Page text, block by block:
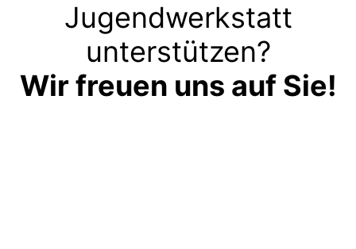
Jugendwerkstatt
unterstützen?
Wir freuen uns auf Sie!